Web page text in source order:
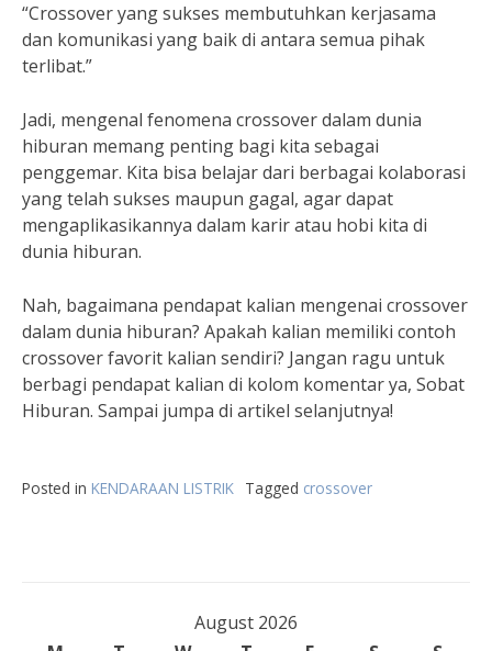
“Crossover yang sukses membutuhkan kerjasama
dan komunikasi yang baik di antara semua pihak
terlibat.”
Jadi, mengenal fenomena crossover dalam dunia
hiburan memang penting bagi kita sebagai
penggemar. Kita bisa belajar dari berbagai kolaborasi
yang telah sukses maupun gagal, agar dapat
mengaplikasikannya dalam karir atau hobi kita di
dunia hiburan.
Nah, bagaimana pendapat kalian mengenai crossover
dalam dunia hiburan? Apakah kalian memiliki contoh
crossover favorit kalian sendiri? Jangan ragu untuk
berbagi pendapat kalian di kolom komentar ya, Sobat
Hiburan. Sampai jumpa di artikel selanjutnya!
Posted in KENDARAAN LISTRIK Tagged crossover
August 2026